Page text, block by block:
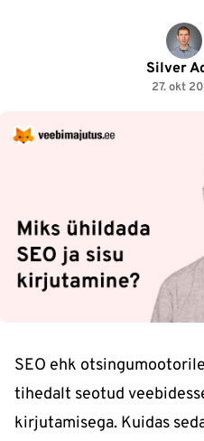
Silver
27. okt
SEO ehk
tihedalt seotud
kirjutamisega. Kuidas